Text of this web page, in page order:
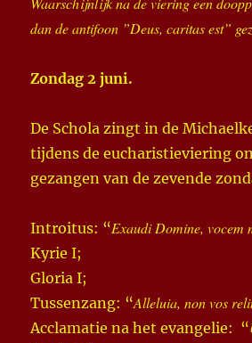
dan de antifoon ”Deus, caritas est”
Zondag 2 juni.
De Schola zingt in de
tijdens de eucharistieviering
gezangen van de zevende
Introitus: “Exaudi Domine, vocem
Kyrie I;
Gloria I;
Tussenzang: “Alleluia, non vos
Acclamatie na het evangelie: “